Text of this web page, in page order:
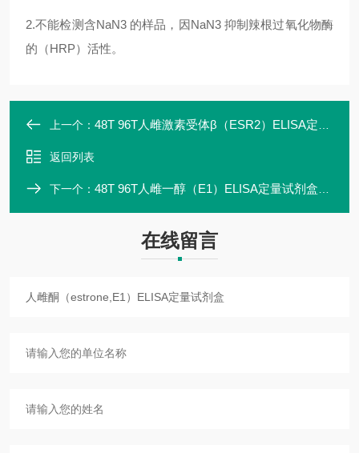
2.不能检测含NaN3 的样品，因NaN3 抑制辣根过氧化物酶
的（HRP）活性。
上一个： 48T 96T人雌激素受体β（ESR2）ELISA定量试剂盒
返回列表
下一个： 48T 96T人雌一醇（E1）ELISA定量试剂盒ZK-00785
在线留言